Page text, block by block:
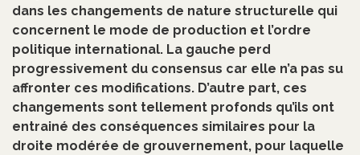
dans les changements de nature structurelle qui
concernent le mode de production et l’ordre
politique international. La gauche perd
progressivement du consensus car elle n’a pas su
affronter ces modifications. D’autre part, ces
changements sont tellement profonds qu’ils ont
entrainé des conséquences similaires pour la
droite modérée de grouvernement, pour laquelle